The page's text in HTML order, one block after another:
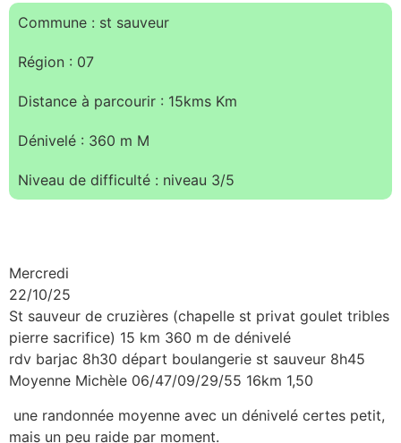
Commune : st sauveur
Région : 07
Distance à parcourir : 15kms Km
Dénivelé : 360 m M
Niveau de difficulté : niveau 3/5
Mercredi
22/10/25
St sauveur de cruzières (chapelle st privat goulet tribles
pierre sacrifice) 15 km 360 m de dénivelé
rdv barjac 8h30 départ boulangerie st sauveur 8h45
Moyenne Michèle 06/47/09/29/55 16km 1,50
une randonnée moyenne avec un dénivelé certes petit,
mais un peu raide par moment.